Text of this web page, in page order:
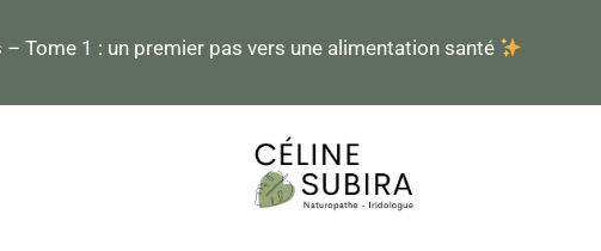
Tome 1 : un premier pas vers une alimentation santé